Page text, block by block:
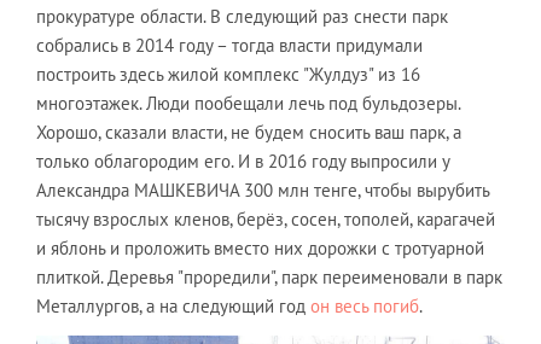
прокуратуре области. В следующий раз снести парк
собрались в 2014 году – тогда власти придумали
построить здесь жилой комплекс "Жулдуз" из 16
многоэтажек. Люди пообещали лечь под бульдозеры.
Хорошо, сказали власти, не будем сносить ваш парк, а
только облагородим его. И в 2016 году выпросили у
Александра МАШКЕВИЧА 300 млн тенге, чтобы вырубить
тысячу взрослых кленов, берёз, сосен, тополей, карагачей
и яблонь и проложить вместо них дорожки с тротуарной
плиткой. Деревья "проредили", парк переименовали в парк
Металлургов, а на следующий год он весь погиб.